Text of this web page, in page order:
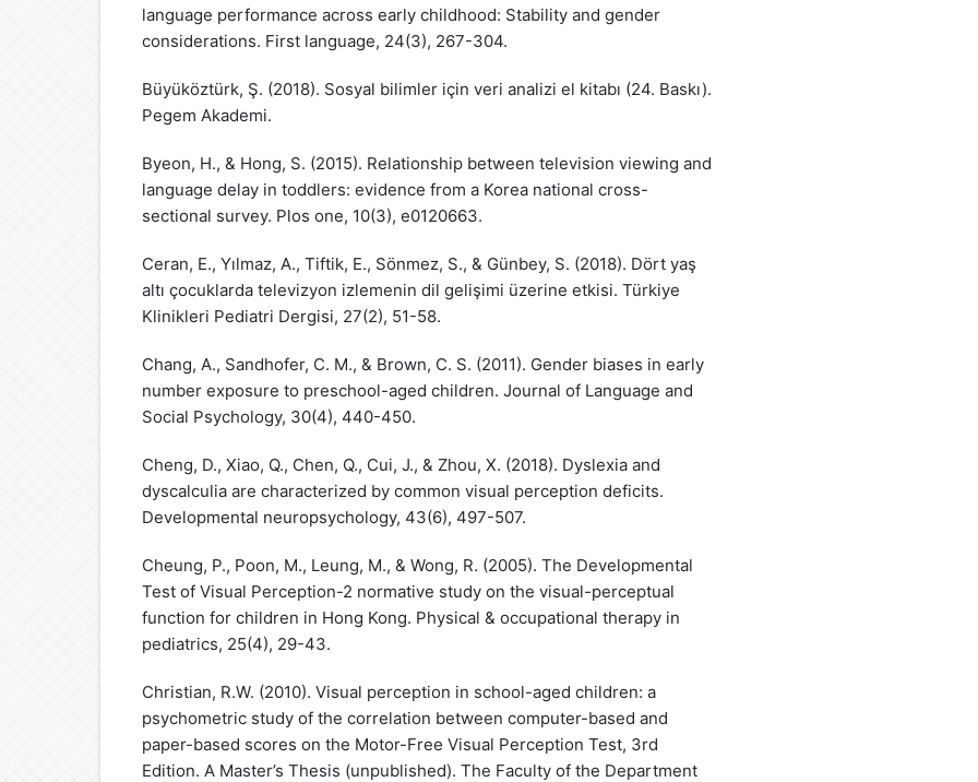
language performance across early childhood: Stability and gender
considerations. First language, 24(3), 267-304.
Büyüköztürk, Ş. (2018). Sosyal bilimler için veri analizi el kitabı (24. Baskı).
Pegem Akademi.
Byeon, H., & Hong, S. (2015). Relationship between television viewing and
language delay in toddlers: evidence from a Korea national cross-
sectional survey. Plos one, 10(3), e0120663.
Ceran, E., Yılmaz, A., Tiftik, E., Sönmez, S., & Günbey, S. (2018). Dört yaş
altı çocuklarda televizyon izlemenin dil gelişimi üzerine etkisi. Türkiye
Klinikleri Pediatri Dergisi, 27(2), 51-58.
Chang, A., Sandhofer, C. M., & Brown, C. S. (2011). Gender biases in early
number exposure to preschool-aged children. Journal of Language and
Social Psychology, 30(4), 440-450.
Cheng, D., Xiao, Q., Chen, Q., Cui, J., & Zhou, X. (2018). Dyslexia and
dyscalculia are characterized by common visual perception deficits.
Developmental neuropsychology, 43(6), 497-507.
Cheung, P., Poon, M., Leung, M., & Wong, R. (2005). The Developmental
Test of Visual Perception-2 normative study on the visual-perceptual
function for children in Hong Kong. Physical & occupational therapy in
pediatrics, 25(4), 29-43.
Christian, R.W. (2010). Visual perception in school-aged children: a
psychometric study of the correlation between computer-based and
paper-based scores on the Motor-Free Visual Perception Test, 3rd
Edition. A Master’s Thesis (unpublished). The Faculty of the Department